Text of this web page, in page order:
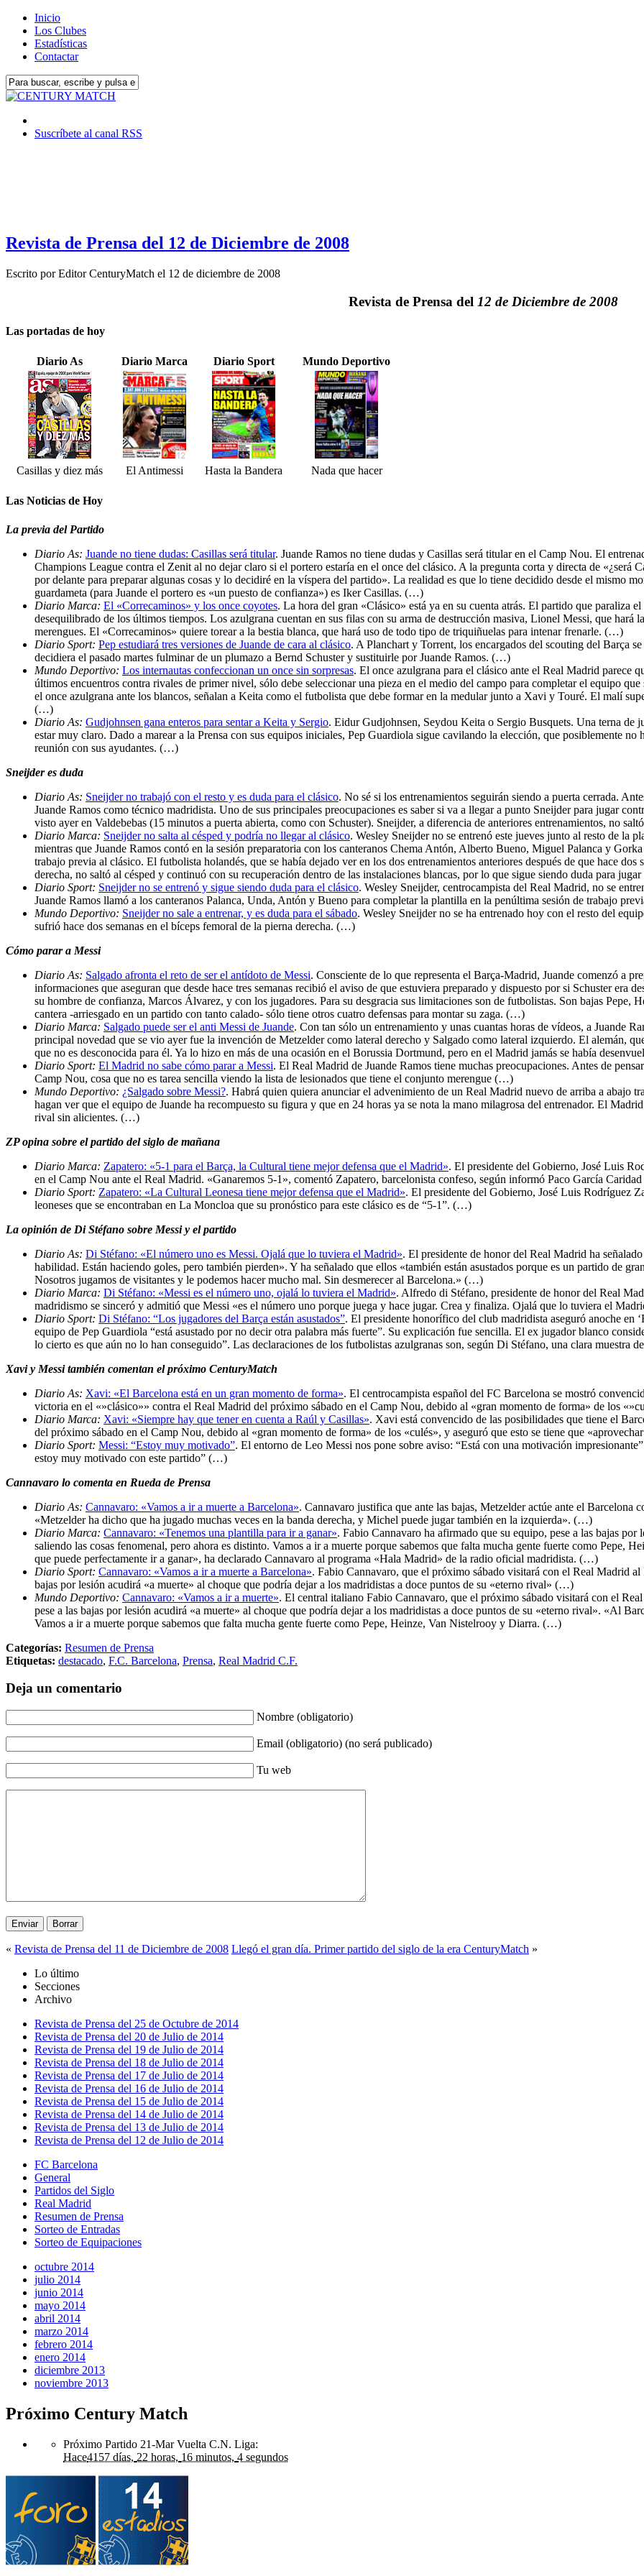
Inicio
Los Clubes
Estadísticas
Contactar
Suscríbete al canal RSS
Revista de Prensa del 12 de Diciembre de 2008
Escrito porEditor CenturyMatch el 12 de diciembre de 2008
Revista de Prensa del 12 de Diciembre de 2008
Las portadas de hoy
Diario As Diario Marca Diario Sport Mundo Deportivo
Casillas y diez más El Antimessi Hasta la Bandera Nada que hacer
Las Noticias de Hoy
La previa del Partido
Diario As: Juande no tiene dudas: Casillas será titular. Juande Ramos no tiene dudas y Casillas será titular en el Camp Nou. El
Champions League contra el Zenit al no dejar claro si el portero estaría en el once del clásico. A la pregunta corta y directa de «¿será
por delante para preparar algunas cosas y lo decidiré en la víspera del partido». La realidad es que lo tiene decidido desde el mismo
guardameta (para Juande el portero es «un puesto de confianza») es Iker Casillas. (…)
Diario Marca: El «Correcaminos» y los once coyotes. La hora del gran «Clásico» está ya en su cuenta atrás. El partido que paraliza
desequilibrado de los últimos tiempos. Los azulgrana cuentan en sus filas con su arma de destrucción masiva, Lionel Messi, que hará
merengues. El «Correcaminos» quiere torear a la bestia blanca, que hará uso de todo tipo de triquiñuelas para intenar frenarle. (…)
Diario Sport: Pep estudiará tres versiones de Juande de cara al clásico. A Planchart y Torrent, los encargados del scouting del Barça
decidiera el pasado martes fulminar de un plumazo a Bernd Schuster y sustituirle por Juande Ramos. (…)
Mundo Deportivo: Los internautas confeccionan un once sin sorpresas. El once azulgrana para el clásico ante el Real Madrid parece
últimos encuentros contra rivales de primer nivel, sólo debe seleccionar una pieza en el medio del campo para completar el equipo
el once azulgrana ante los blancos, señalan a Keita como el futbolista que debe formar en la medular junto a Xavi y Touré. El malí
(…)
Diario As: Gudjohnsen gana enteros para sentar a Keita y Sergio. Eidur Gudjohnsen, Seydou Keita o Sergio Busquets. Una terna de
estar muy claro. Dado a marear a la Prensa con sus equipos iniciales, Pep Guardiola sigue cavilando la elección, que posiblemente no
reunión con sus ayudantes. (…)
Sneijder es duda
Diario As: Sneijder no trabajó con el resto y es duda para el clásico. No sé si los entrenamientos seguirán siendo a puerta cerrada.
Juande Ramos como técnico madridista. Uno de sus principales preocupaciones es saber si va a llegar a punto Sneijder para jugar
visto ayer en Valdebebas (15 minutos a puerta abierta, como con Schuster). Sneijder, a diferencia de anteriores entrenamientos, no
Diario Marca: Sneijder no salta al césped y podría no llegar al clásico. Wesley Sneijder no se entrenó este jueves junto al resto de la
mientras que Juande Ramos contó en la sesión preparatoria con los canteranos Chema Antón, Alberto Bueno, Miguel Palanca y
trabajo previa al clásico. El futbolista holandés, que se había dejado ver en los dos entrenamientos anteriores después de que hace
derecha, no saltó al césped y continuó con su recuperación dentro de las instalaciones blancas, por lo que sigue siendo duda para
Diario Sport: Sneijder no se entrenó y sigue siendo duda para el clásico. Wesley Sneijder, centrocampista del Real Madrid, no se
Juande Ramos llamó a los canteranos Palanca, Unda, Antón y Bueno para completar la plantilla en la penúltima sesión de trabajo
Mundo Deportivo: Sneijder no sale a entrenar, y es duda para el sábado. Wesley Sneijder no se ha entrenado hoy con el resto del
sufrió hace dos semanas en el bíceps femoral de la pierna derecha. (…)
Cómo parar a Messi
Diario As: Salgado afronta el reto de ser el antídoto de Messi. Consciente de lo que representa el Barça-Madrid, Juande comenzó a
informaciones que aseguran que desde hace tres semanas recibió el aviso de que estuviera preparado y dispuesto por si Schuster era
su hombre de confianza, Marcos Álvarez, y con los jugadores. Para su desgracia sus limitaciones son de futbolistas. Son bajas Pepe,
cantera -arriesgado en un partido con tanto calado- sólo tiene otros cuatro defensas para montar su zaga. (…)
Diario Marca: Salgado puede ser el anti Messi de Juande. Con tan sólo un entrenamiento y unas cuantas horas de vídeos, a Juande
principal novedad que se vio ayer fue la invención de Metzelder como lateral derecho y Salgado como lateral izquierdo. El alemán,
que no es desconocida para él. Ya lo hizo en más de una ocasión en el Borussia Dortmund, pero en el Madrid jamás se había
Diario Sport: El Madrid no sabe cómo parar a Messi. El Real Madrid de Juande Ramos tiene muchas preocupaciones. Antes de
Camp Nou, cosa que no es tarea sencilla viendo la lista de lesionados que tiene el conjunto merengue (…)
Mundo Deportivo: ¿Salgado sobre Messi?. Habrá quien quiera anunciar el advenimiento de un Real Madrid nuevo de arriba a abajo
hagan ver que el equipo de Juande ha recompuesto su figura y que en 24 horas ya se nota la mano milagrosa del entrenador. El
rival sin alicientes. (…)
ZP opina sobre el partido del siglo de mañana
Diario Marca: Zapatero: «5-1 para el Barça, la Cultural tiene mejor defensa que el Madrid». El presidente del Gobierno, José Luis
en el Camp Nou ante el Real Madrid. «Ganaremos 5-1», comentó Zapatero, barcelonista confeso, según informó Paco García
Diario Sport: Zapatero: «La Cultural Leonesa tiene mejor defensa que el Madrid». El presidente del Gobierno, José Luis Rodríguez
leoneses que se encontraban en La Moncloa que su pronóstico para este clásico es de “5-1”. (…)
La opinión de Di Stéfano sobre Messi y el partido
Diario As: Di Stéfano: «El número uno es Messi. Ojalá que lo tuviera el Madrid». El presidente de honor del Real Madrid ha
habilidad. Están haciendo goles, pero también pierden». Y ha señalado que ellos «también están asustados porque es un partido de
Nosotros jugamos de visitantes y le podemos hacer mucho mal. Sin desmerecer al Barcelona.» (…)
Diario Marca: Di Stéfano: «Messi es el número uno, ojalá lo tuviera el Madrid». Alfredo di Stéfano, presidente de honor del Real
madridismo se sinceró y admitió que Messi «es el número uno porque juega y hace jugar. Crea y finaliza. Ojalá que lo tuviera el
Diario Sport: Di Stéfano: “Los jugadores del Barça están asustados”. El presidente honorífico del club madridista aseguró anoche en
equipo de Pep Guardiola “está asustado por no decir otra palabra más fuerte”. Su explicación fue sencilla. El ex jugador blanco
lo cierto es que aún no lo han conseguido”. Las declaraciones de los futbolistas azulgranas son, según Di Stéfano, una clara muestra
Xavi y Messi también comentan el próximo CenturyMatch
Diario As: Xavi: «El Barcelona está en un gran momento de forma». El centrocampista español del FC Barcelona se mostró
victoria en el «»clásico»» contra el Real Madrid del próximo sábado en el Camp Nou, debido al «gran momento de forma» de los
Diario Marca: Xavi: «Siempre hay que tener en cuenta a Raúl y Casillas». Xavi está convencido de las posibilidades que tiene el
del próximo sábado en el Camp Nou, debido al «gran momento de forma» de los «culés», y aseguró que esto se tiene que
Diario Sport: Messi: “Estoy muy motivado”. El entorno de Leo Messi nos pone sobre aviso: “Está con una motivación
estoy muy motivado con este partido” (…)
Cannavaro lo comenta en Rueda de Prensa
Diario As: Cannavaro: «Vamos a ir a muerte a Barcelona». Cannavaro justifica que ante las bajas, Metzelder actúe ante el
«Metzelder ha dicho que ha jugado muchas veces en la banda derecha, y Michel puede jugar también en la izquierda». (…)
Diario Marca: Cannavaro: «Tenemos una plantilla para ir a ganar». Fabio Cannavaro ha afirmado que su equipo, pese a las bajas
saliendo las cosas fenomenal, pero ahora es distinto. Vamos a ir a muerte porque sabemos que falta mucha gente fuerte como Pepe,
que puede perfectamente ir a ganar», ha declarado Cannavaro al programa «Hala Madrid» de la radio oficial madridista. (…)
Diario Sport: Cannavaro: «Vamos a ir a muerte a Barcelona». Fabio Cannavaro, que el próximo sábado visitará con el Real Madrid
bajas por lesión acudirá «a muerte» al choque que podría dejar a los madridistas a doce puntos de su «eterno rival» (…)
Mundo Deportivo: Cannavaro: «Vamos a ir a muerte». El central italiano Fabio Cannavaro, que el próximo sábado visitará con el
pese a las bajas por lesión acudirá «a muerte» al choque que podría dejar a los madridistas a doce puntos de su «eterno rival». «Al
Vamos a ir a muerte porque sabemos que falta mucha gente fuerte como Pepe, Heinze, Van Nistelrooy y Diarra. (…)
Categorías: Resumen de Prensa
Etiquetas: destacado, F.C. Barcelona, Prensa, Real Madrid C.F.
Deja un comentario
Nombre (obligatorio)
Email (obligatorio) (no será publicado)
Tu web
« Revista de Prensa del 11 de Diciembre de 2008 Llegó el gran día. Primer partido del siglo de la era CenturyMatch »
Lo último
Secciones
Archivo
Revista de Prensa del 25 de Octubre de 2014
Revista de Prensa del 20 de Julio de 2014
Revista de Prensa del 19 de Julio de 2014
Revista de Prensa del 18 de Julio de 2014
Revista de Prensa del 17 de Julio de 2014
Revista de Prensa del 16 de Julio de 2014
Revista de Prensa del 15 de Julio de 2014
Revista de Prensa del 14 de Julio de 2014
Revista de Prensa del 13 de Julio de 2014
Revista de Prensa del 12 de Julio de 2014
FC Barcelona
General
Partidos del Siglo
Real Madrid
Resumen de Prensa
Sorteo de Entradas
Sorteo de Equipaciones
octubre 2014
julio 2014
junio 2014
mayo 2014
abril 2014
marzo 2014
febrero 2014
enero 2014
diciembre 2013
noviembre 2013
Próximo Century Match
Próximo Partido 21-Mar Vuelta C.N. Liga:
Hace4157 días, 22 horas, 16 minutos, 4 segundos